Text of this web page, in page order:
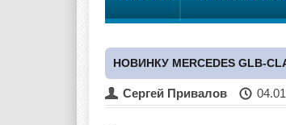
НОВИНКУ MERCEDES GLB-
Сергей Привалов